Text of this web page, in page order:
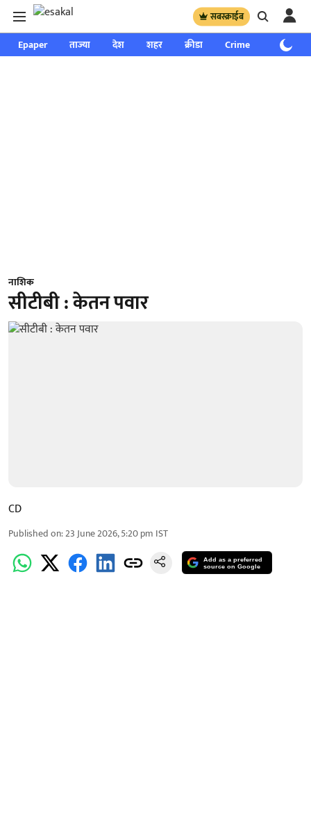
सबस्क्राईब
Epaper ताज्या देश शहर क्रीडा Crime साप्ताहिक
नाशिक
सीटीबी : केतन पवार
CD
Published on:23 June 2026, 5:20 pm IST
Add as a preferred
source on Google